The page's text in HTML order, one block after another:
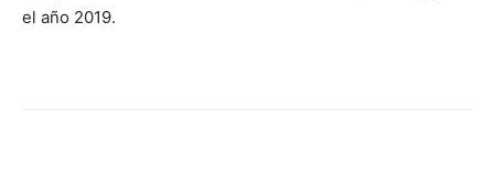
el año 2019.